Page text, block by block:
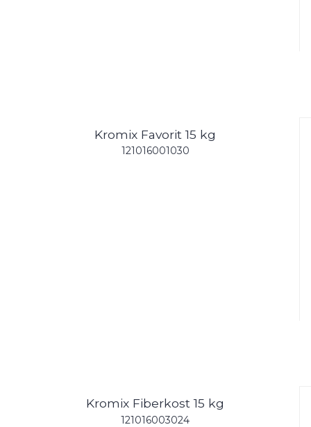
Kromix Favorit 15 kg
121016001030
Kromix Fiberkost 15 kg
121016003024